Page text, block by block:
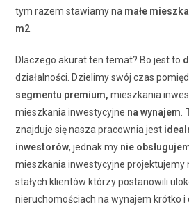
tym razem stawiamy na małe
m2
Dlaczego akurat ten temat? Bo jest to
działalności. Dzielimy swój czas
segmentu premium, mieszkania
mieszkania inwestycyjne na wynajem
znajduje się nasza pracownia jest
inwestorów, jednak my nie
mieszkania inwestycyjne projektujemy
stałych klientów którzy postanowili
nieruchomościach na wynajem krótko i